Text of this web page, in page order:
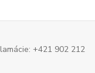
+421 902 212